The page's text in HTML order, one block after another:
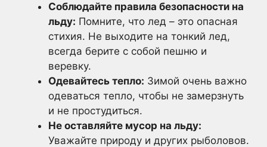
Соблюдайте правила безопасности на
льду: Помните, что лед – это опасная
стихия. Не выходите на тонкий лед,
всегда берите с собой пешню и
веревку.
Одевайтесь тепло: Зимой очень важно
одеваться тепло, чтобы не замерзнуть
и не простудиться.
Не оставляйте мусор на льду:
Уважайте природу и других рыболовов.